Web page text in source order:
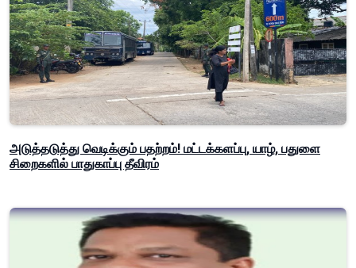
அடுத்தடுத்து வெடிக்கும் பதற்றம்! மட்டக்களப்பு, யாழ், பதுளை
சிறைகளில் பாதுகாப்பு தீவிரம்